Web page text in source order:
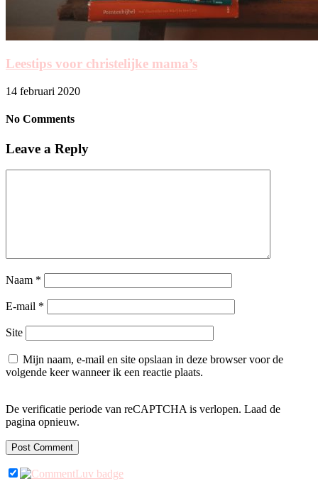
Leestips voor christelijke mama’s
14 februari 2020
No Comments
Leave a Reply
Naam *
E-mail *
Site
Mijn naam, e-mail en site opslaan in deze browser voor de
volgende keer wanneer ik een reactie plaats.
De verificatie periode van reCAPTCHA is verlopen. Laad de
pagina opnieuw.